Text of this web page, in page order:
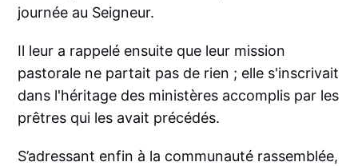
journée au Seigneur.
Il leur a rappelé ensuite que leur mission
pastorale ne partait pas de rien ; elle s'inscrivait
dans l'héritage des ministères accomplis par les
prêtres qui les avait précédés.
S’adressant enfin à la communauté rassemblée,